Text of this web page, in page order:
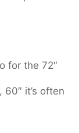
for the 72″
it’s often